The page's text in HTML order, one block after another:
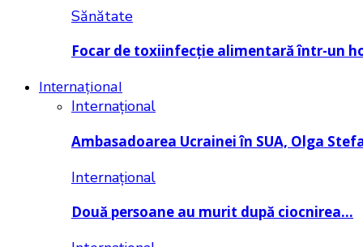
Sănătate
Focar de toxiinfecție alimentară într-un
Internațional
Internațional
Ambasadoarea Ucrainei în SUA, Olga
Internațional
Două persoane au murit după ciocnirea…